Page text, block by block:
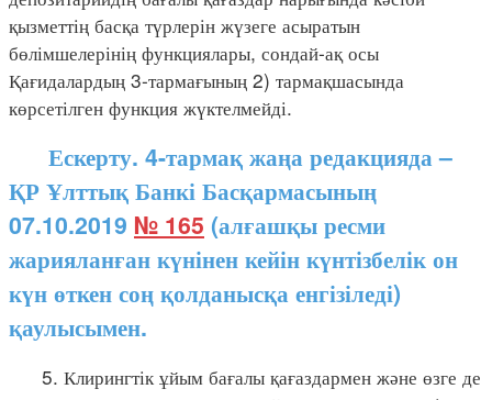
қызметтің басқа түрлерін жүзеге асыратын
бөлімшелерінің функциялары, сондай-ақ осы
Қағидалардың 3-тармағының 2) тармақшасында
көрсетілген функция жүктелмейді.
Ескерту. 4-тармақ жаңа редакцияда –
ҚР Ұлттық Банкі Басқармасының
07.10.2019 № 165 (алғашқы ресми
жарияланған күнінен кейін күнтізбелік он
күн өткен соң қолданысқа енгізіледі)
қаулысымен.
5. Клирингтік ұйым бағалы қағаздармен және өзге де